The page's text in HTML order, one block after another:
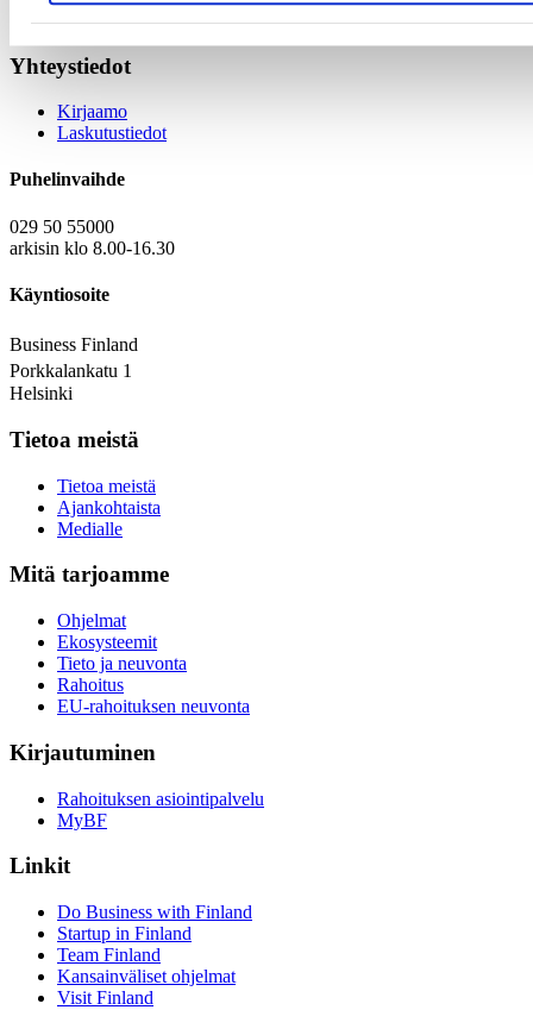
Tapahtumamateriaalit
Yhteystiedot
Kirjaamo
Laskutustiedot
Puhelinvaihde
029 50 55000
arkisin klo 8.00-16.30
Käyntiosoite
Business Finland
Porkkalankatu 1
Helsinki
Tietoa meistä
Tietoa meistä
Ajankohtaista
Medialle
Mitä tarjoamme
Ohjelmat
Ekosysteemit
Tieto ja neuvonta
Rahoitus
EU-rahoituksen neuvonta
Kirjautuminen
Rahoituksen asiointipalvelu
MyBF
Linkit
Do Business with Finland
Startup in Finland
Team Finland
Kansainväliset ohjelmat
Visit Finland